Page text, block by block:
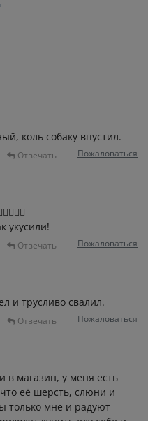
коль собаку впустил.
Отвечать Пожаловаться
укусили!
Отвечать Пожаловаться
и трусливо свалил.
Отвечать Пожаловаться
в магазин, у меня есть
её шерсть, слюни и
только мне и радуют